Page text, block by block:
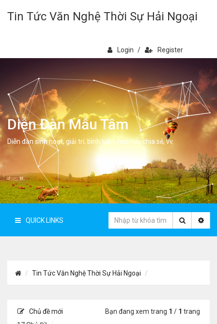
Tin Tức Văn Nghệ Thời Sự Hải Ngoại
Login / Register
Diễn Đàn Mẫu Tâm
Diễn đàn sinh hoạt, giải trí, bình luân, học hỏi, chia sẻ, vv.
QUICK LINKS
Tin Tức Văn Nghệ Thời Sự Hải Ngoại
Chủ đề mới
Bạn đang xem trang 1 / 1 trang